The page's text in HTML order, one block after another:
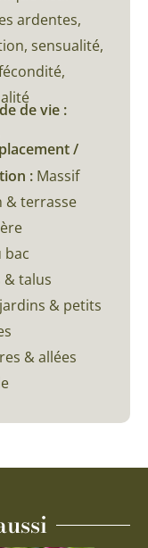
ardentes,
sensualité,
de vie :
/
: Massif
& terrasse
bac
& talus
& petits
& allées